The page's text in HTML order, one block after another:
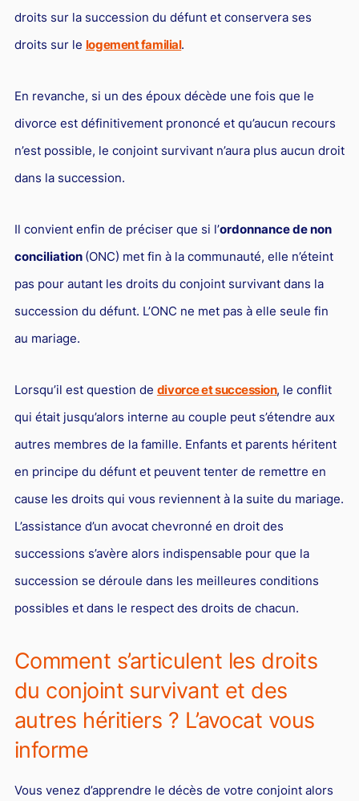
droits sur la succession du défunt et conservera ses
droits sur le logement familial.
En revanche, si un des époux décède une fois que le
divorce est définitivement prononcé et qu’aucun recours
n’est possible, le conjoint survivant n’aura plus aucun droit
dans la succession.
Il convient enfin de préciser que si l’ordonnance de non
conciliation (ONC) met fin à la communauté, elle n’éteint
pas pour autant les droits du conjoint survivant dans la
succession du défunt. L’ONC ne met pas à elle seule fin
au mariage.
Lorsqu’il est question de divorce et succession, le conflit
qui était jusqu’alors interne au couple peut s’étendre aux
autres membres de la famille. Enfants et parents héritent
en principe du défunt et peuvent tenter de remettre en
cause les droits qui vous reviennent à la suite du mariage.
L’assistance d’un avocat chevronné en droit des
successions s’avère alors indispensable pour que la
succession se déroule dans les meilleures conditions
possibles et dans le respect des droits de chacun.
Comment s’articulent les droits
du conjoint survivant et des
autres héritiers ? L’avocat vous
informe
Vous venez d’apprendre le décès de votre conjoint alors